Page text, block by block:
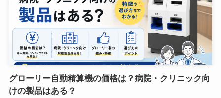
グローリー自動精算機の価格は？病院・クリニック向
けの製品はある？